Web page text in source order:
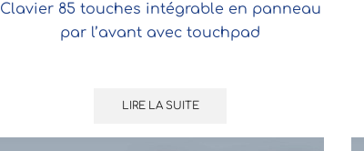
Clavier 85 touches intégrable en panneau
par l’avant avec touchpad
LIRE LA SUITE